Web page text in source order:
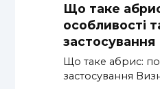
Що таке
особливості
застосування
Що таке абрис:
застосування